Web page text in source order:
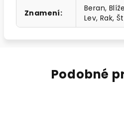
Znamení:
Beran,
Lev, Rak,
Podobné